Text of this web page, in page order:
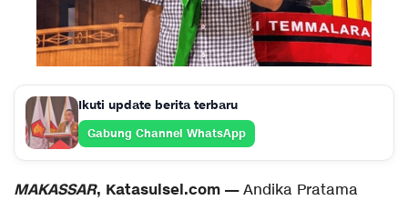
Ikuti update berita terbaru
Gabung Channel WhatsApp
MAKASSAR, Katasulsel.com —Andika Pratama